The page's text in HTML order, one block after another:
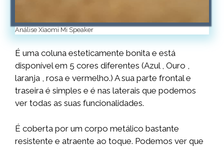
Análise Xiaomi Mi Speaker
É uma coluna esteticamente bonita e está
disponível em 5 cores diferentes (Azul , Ouro ,
laranja , rosa e vermelho.) A sua parte frontal e
traseira é simples e é nas laterais que podemos
ver todas as suas funcionalidades.
É coberta por um corpo metálico bastante
resistente e atraente ao toque. Podemos ver que